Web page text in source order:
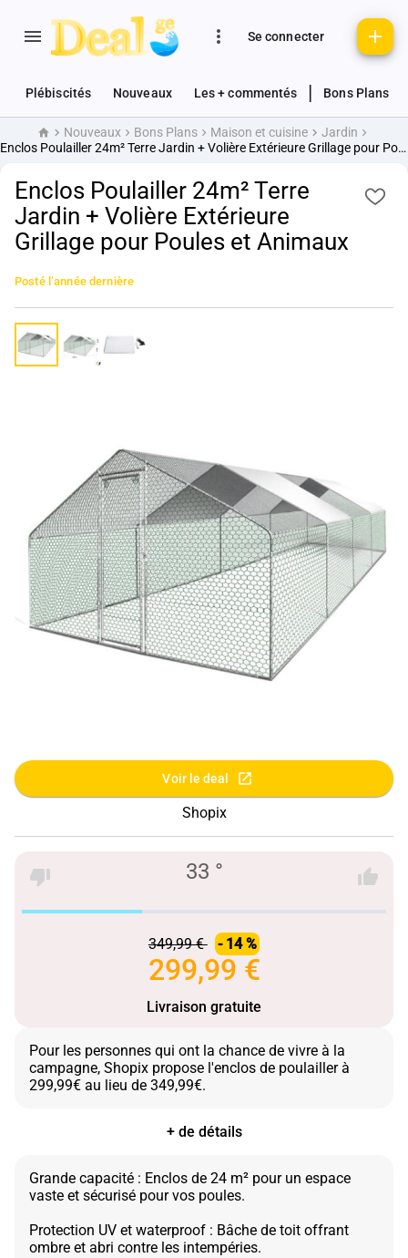
Se connecter
Plébiscités Nouveaux Les + commentés Bons Plans
AccueilNouveaux Bons Plans Maison et cuisine
Jardin
Enclos Poulailler 24m² Terre Jardin + Volière Extérieure Grillage pour Poules et Animaux
Enclos Poulailler 24m² Terre
Jardin + Volière Extérieure
Grillage pour Poules et Animaux
Posté l’année dernière
Voir le deal
Shopix
33 °
349,99 € - 14 %
299,99 €
Livraison gratuite
Pour les personnes qui ont la chance de vivre à la
campagne, Shopix propose l'enclos de poulailler à
+ de détails
Grande capacité : Enclos de 24 m² pour un espace
vaste et sécurisé pour vos poules.
Protection UV et waterproof : Bâche de toit offrant
ombre et abri contre les intempéries.